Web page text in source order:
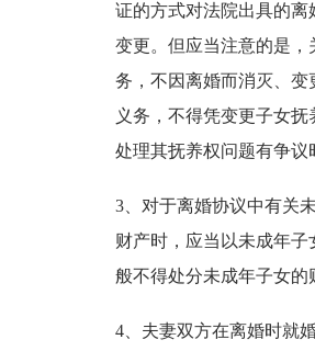
证的方式对法院出具的
变更。但应当注意的是
务，不因离婚而消灭、
义务，不得凭变更子女
处理其抚养权问题有争
3、对于离婚协议中有关
财产时，应当以未成年
般不得处分未成年子女的
4、夫妻双方在离婚时就